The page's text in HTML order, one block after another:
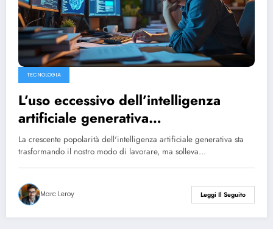
TECNOLOGIA
L’uso eccessivo dell’intelligenza
artificiale generativa
danneggerebbe le capacità
essenziali di pensiero critico
La crescente popolarità dell'intelligenza artificiale generativa sta
trasformando il nostro modo di lavorare, ma solleva…
Marc Leroy Leggi Il Seguito